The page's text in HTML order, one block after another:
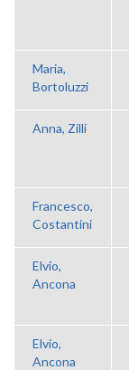
Maria,
Bortoluzzi
Anna, Zilli
Francesco,
Costantini
Elvio,
Ancona
Elvio,
Ancona